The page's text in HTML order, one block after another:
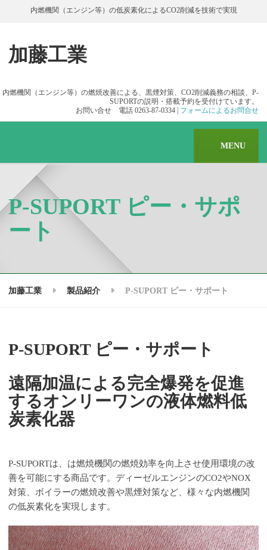
内燃機関（エンジン等）の低炭素化によるCO2削減を技術で実現
加藤工業
内燃機関（エンジン等）の燃焼改善による、黒煙対策、CO2削減義務の相談、P-
SUPORTの説明・搭載予約を受付けています。
お問い合せ 電話 0263-87-0334 | フォームによるお問合せ
MENU
P-SUPORT ピー・サポ
ート
加藤工業 製品紹介 P-SUPORT ピー・サポート
P-SUPORT ピー・サポート
遠隔加温による完全爆発を促進
するオンリーワンの液体燃料低
炭素化器
P-SUPORTは、は燃焼機関の燃焼効率を向上させ使用環境の改
善を可能にする商品です。ディーゼルエンジンのCO2やNOX
対策、ボイラーの燃焼改善や黒煙対策など、様々な内燃機関
の低炭素化を実現します。